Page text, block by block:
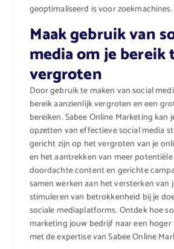
geoptimaliseerd is voor zoekmachines.
Maak gebruik van
media om je bereik
vergroten
Door gebruik te maken van social
bereik aanzienlijk vergroten en een
bereiken. Sabee Online Marketing kan
opzetten van effectieve social media
gericht zijn op het vergroten van je
en het aantrekken van meer
doordachte content en gerichte
samen werken aan het versterken van
stimuleren van betrokkenheid bij je
sociale mediaplatforms. Ontdek hoe
marketing jouw bedrijf naar een hoger
met de expertise van Sabee Online